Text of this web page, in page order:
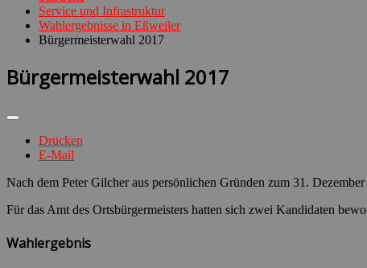
Service und Infrastruktur
Wahlergebnisse in Eßweiler
Bürgermeisterwahl 2017
Bürgermeisterwahl 2017
Drucken
E-Mail
Nach dem Peter Gilcher aus persönlichen Gründen zum 31.
Für das Amt des Ortsbürgermeisters hatten sich zwei Kandidaten
Wahlergebnis